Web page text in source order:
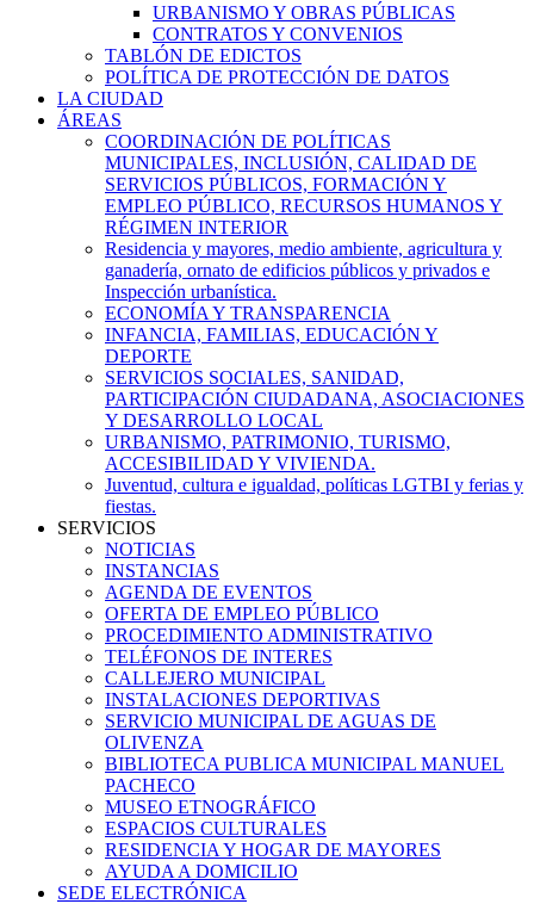
URBANISMO Y OBRAS PÚBLICAS
CONTRATOS Y CONVENIOS
TABLÓN DE EDICTOS
POLÍTICA DE PROTECCIÓN DE DATOS
LA CIUDAD
ÁREAS
COORDINACIÓN DE POLÍTICAS
MUNICIPALES, INCLUSIÓN, CALIDAD DE
SERVICIOS PÚBLICOS, FORMACIÓN Y
EMPLEO PÚBLICO, RECURSOS HUMANOS Y
RÉGIMEN INTERIOR
Residencia y mayores, medio ambiente, agricultura y
ganadería, ornato de edificios públicos y privados e
Inspección urbanística.
ECONOMÍA Y TRANSPARENCIA
INFANCIA, FAMILIAS, EDUCACIÓN Y
DEPORTE
SERVICIOS SOCIALES, SANIDAD,
PARTICIPACIÓN CIUDADANA, ASOCIACIONES
Y DESARROLLO LOCAL
URBANISMO, PATRIMONIO, TURISMO,
ACCESIBILIDAD Y VIVIENDA.
Juventud, cultura e igualdad, políticas LGTBI y ferias y
fiestas.
SERVICIOS
NOTICIAS
INSTANCIAS
AGENDA DE EVENTOS
OFERTA DE EMPLEO PÚBLICO
PROCEDIMIENTO ADMINISTRATIVO
TELÉFONOS DE INTERES
CALLEJERO MUNICIPAL
INSTALACIONES DEPORTIVAS
SERVICIO MUNICIPAL DE AGUAS DE
OLIVENZA
BIBLIOTECA PUBLICA MUNICIPAL MANUEL
PACHECO
MUSEO ETNOGRÁFICO
ESPACIOS CULTURALES
RESIDENCIA Y HOGAR DE MAYORES
AYUDA A DOMICILIO
SEDE ELECTRÓNICA